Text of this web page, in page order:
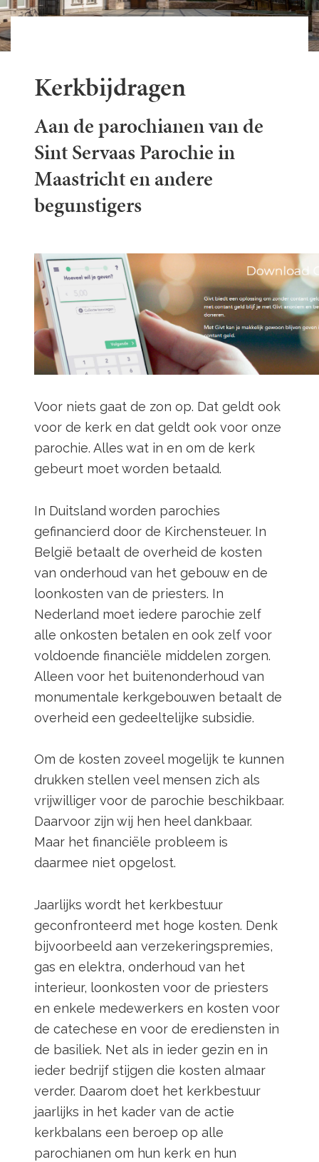
Kerkbijdragen
Aan de parochianen van de
Sint Servaas Parochie in
Maastricht en andere
begunstigers
Voor niets gaat de zon op. Dat geldt ook
voor de kerk en dat geldt ook voor onze
parochie. Alles wat in en om de kerk
gebeurt moet worden betaald.
In Duitsland worden parochies
gefinancierd door de Kirchensteuer. In
België betaalt de overheid de kosten
van onderhoud van het gebouw en de
loonkosten van de priesters. In
Nederland moet iedere parochie zelf
alle onkosten betalen en ook zelf voor
voldoende financiële middelen zorgen.
Alleen voor het buitenonderhoud van
monumentale kerkgebouwen betaalt de
overheid een gedeeltelijke subsidie.
Om de kosten zoveel mogelijk te kunnen
drukken stellen veel mensen zich als
vrijwilliger voor de parochie beschikbaar.
Daarvoor zijn wij hen heel dankbaar.
Maar het financiële probleem is
daarmee niet opgelost.
Jaarlijks wordt het kerkbestuur
geconfronteerd met hoge kosten. Denk
bijvoorbeeld aan verzekeringspremies,
gas en elektra, onderhoud van het
interieur, loonkosten voor de priesters
en enkele medewerkers en kosten voor
de catechese en voor de erediensten in
de basiliek. Net als in ieder gezin en in
ieder bedrijf stijgen die kosten almaar
verder. Daarom doet het kerkbestuur
jaarlijks in het kader van de actie
kerkbalans een beroep op alle
parochianen om hun kerk en hun